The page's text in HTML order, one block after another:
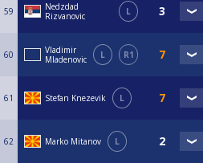
59
Nedzdad
Rizvanovic
L
60
Vladimir
Mladenovic
L R1
61 Stefan Knezevik L
62 Marko Mitanov L